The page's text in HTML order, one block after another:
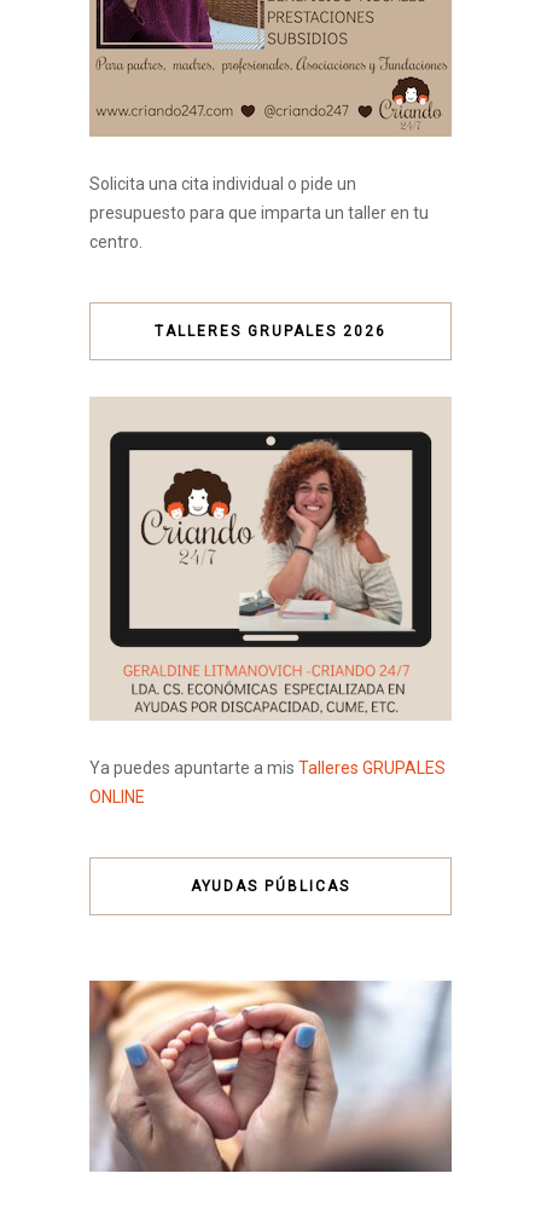
Solicita una cita individual o pide un
presupuesto para que imparta un taller en tu
centro.
TALLERES GRUPALES 2026
Ya puedes apuntarte a mis Talleres GRUPALES
ONLINE
AYUDAS PÚBLICAS